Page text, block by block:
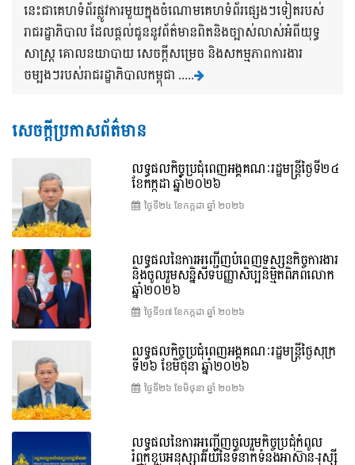
នេះជាគេហទំព័រផ្លូវការមួយក្នុងចំណោមគេហទំព័រផ្សេងៗទៀតរបស់
រាជរដ្ឋាភិបាល ដែលផ្តល់ជូននូវព័ត៌មានពិតនិងច្បាស់លាស់អំពីយុទ្ធ
សាស្រ្ត គោលនយាបាយ សេចក្តីសម្រេច និងសកម្មភាពការងារ
ចម្បងៗរបស់រាជរដ្ឋាភិបាលកម្ពុជា .....
សេចក្តីប្រកាសព័ត៌មាន
លទ្ធផលកិច្ចប្រជុំពេញអង្គគណៈរដ្ឋមន្រ្តីថ្ងៃទី២៤
ខែកក្កដា ឆ្នាំ២០២៦
ថ្ងៃទី២៤ ខែ​កក្កដា ឆ្នាំ ២០២៦
លទ្ធផលនៃការអញ្ជើញបំពេញទស្សនកិច្ចការងារ
និងចូលរួមសន្និសីទបញ្ញាសិប្បនិម្មិតពិភពលោក
ឆ្នាំ២០២៦
ថ្ងៃទី១៧ ខែ​កក្កដា ឆ្នាំ ២០២៦
លទ្ធផលកិច្ចប្រជុំពេញអង្គគណៈរដ្ឋមន្រ្តីថ្ងៃសុក្រ
ទី២៦ ខែមិថុនា ឆ្នាំ២០២៦
ថ្ងៃទី២៦ ខែ​មិថុនា ឆ្នាំ ២០២៦
លទ្ធផលនៃការអញ្ជើញចូលរួមកិច្ចប្រជុំកំពូល
រំឭកខួបអនុស្សាវរីយ៍នៃទំនាក់ទំនងអាស៊ាន-រុស្ស៊ី